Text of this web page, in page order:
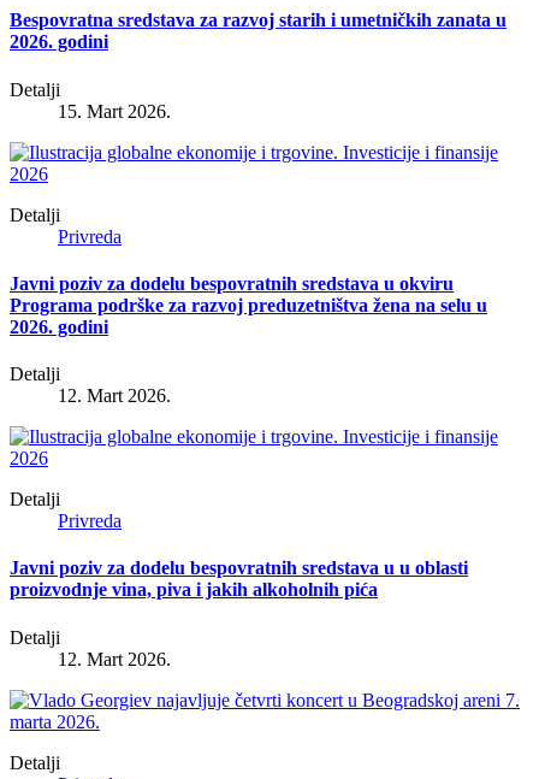
Bespovratna sredstava za razvoj starih i umetničkih zanata u
2026. godini
Detalji
15. Mart 2026.
Detalji
Privreda
Javni poziv za dodelu bespovratnih sredstava u okviru
Programa podrške za razvoj preduzetništva žena na selu u
2026. godini
Detalji
12. Mart 2026.
Detalji
Privreda
Javni poziv za dodelu bespovratnih sredstava u u oblasti
proizvodnje vina, piva i jakih alkoholnih pića
Detalji
12. Mart 2026.
Detalji